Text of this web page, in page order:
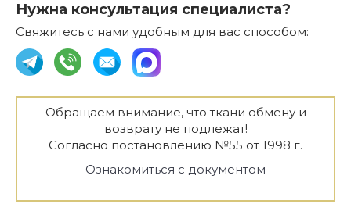
Нужна консультация специалиста?
Свяжитесь с нами удобным для вас способом:
Обращаем внимание, что ткани обмену и
возврату не подлежат!
Согласно постановлению №55 от 1998 г.
Ознакомиться с документом